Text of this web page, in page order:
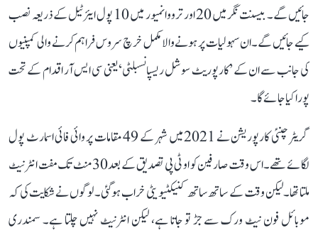
جائیں گے۔ بیسنت نگر میں 20 اور ترووانمیور میں 10 پول ایئرٹیل کے ذریعہ نصب
کیے جائیں گے۔ ان سہولیات پر ہونے والا مکمل خرچ سروس فراہم کرنے والی کمپنیوں
کی جانب سے ان کے ’کارپوریٹ سوشل ریسپانسبلٹی‘ یعنی سی ایس آر اقدام کے تحت
پورا کیا جائے گا۔
گریٹر چنئی کارپوریشن نے 2021 میں شہر کے 49 مقامات پر وائی فائی اسمارٹ پول
لگائے تھے۔ اس وقت صارفین کو او ٹی پی تصدیق کے بعد 30 منٹ تک مفت انٹرنیٹ
ملتا تھا۔ لیکن وقت کے ساتھ ساتھ کنیکٹیویٹی خراب ہو گئی۔ لوگوں نے شکایت کی کہ
موبائل فون نیٹ ورک سے جڑ تو جاتا ہے، لیکن انٹرنیٹ نہیں چلتا ہے۔ سمندری